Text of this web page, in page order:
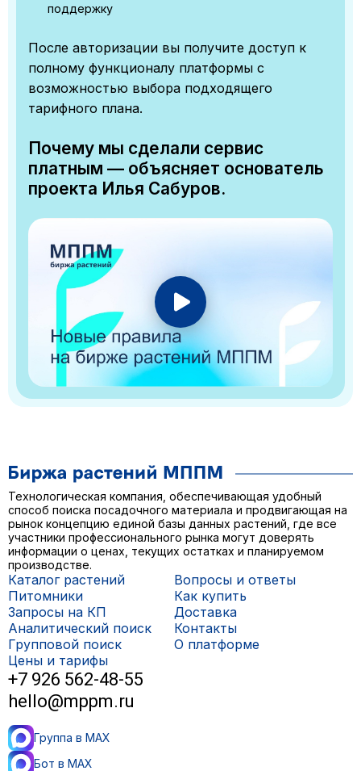
поддержку
После авторизации вы получите доступ к
полному функционалу платформы с
возможностью выбора подходящего
тарифного плана.
Почему мы сделали сервис
платным — объясняет основатель
проекта Илья Сабуров.
Технологическая компания, обеспечивающая удобный
способ поиска посадочного материала и продвигающая на
рынок концепцию единой базы данных растений, где все
участники профессионального рынка могут доверять
информации о ценах, текущих остатках и планируемом
производстве.
Каталог растений
Питомники
Запросы на КП
Аналитический поиск
Групповой поиск
Цены и тарифы
Вопросы и ответы
Как купить
Доставка
Контакты
О платформе
+7 926 562-48-55
hello@mppm.ru
Группа в MAX
Бот в MAX